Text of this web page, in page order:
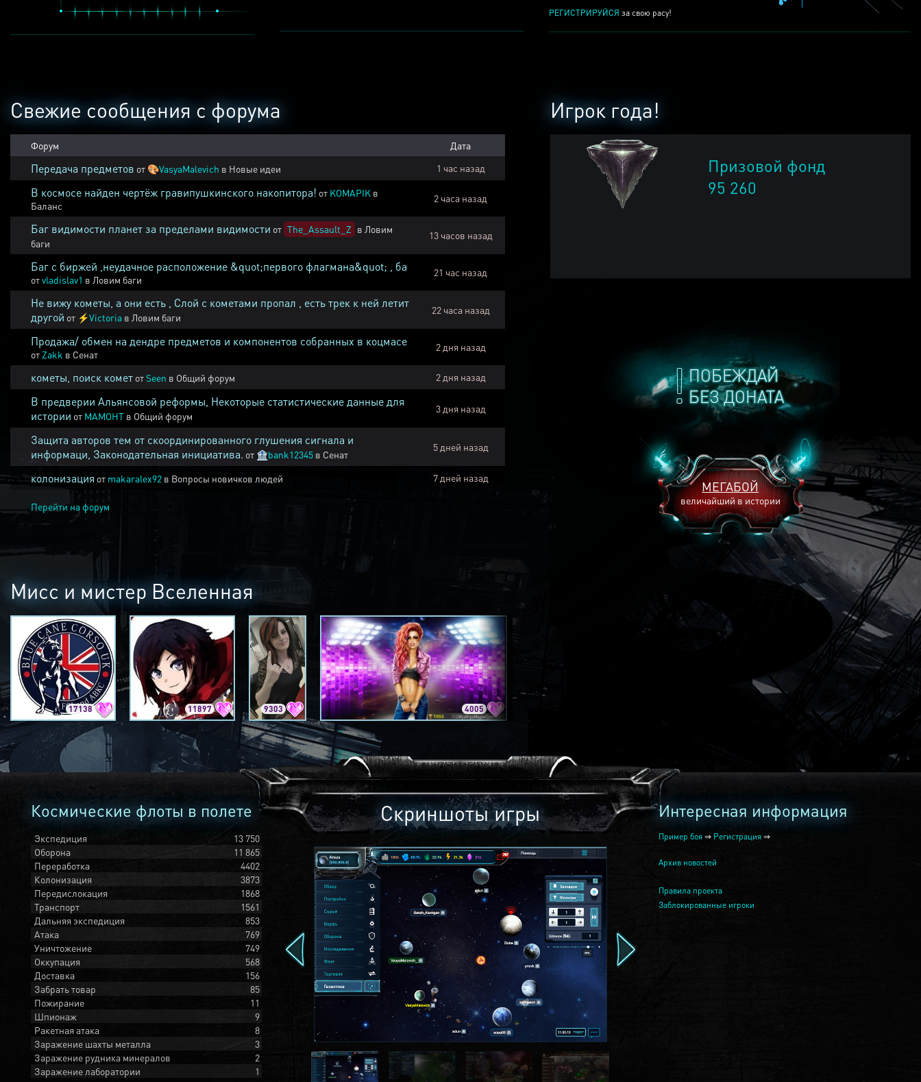
РЕГИСТРИРУЙСЯ за свою расу!
ПОБЕЖДАЙ
БЕЗ ДОНАТА
МЕГАБОЙ
величайший в истории
Игрок года!
Призовой фонд
95 260
Свежие сообщения с форума
Форум Дата
Передача предметов от 🎨VasyaMalevich в Новые идеи 1 час назад
В космосе найден чертёж гравипушкинского накопитора! от KOMAPIK в
Баланс
2 часа назад
Баг видимости планет за пределами видимости от The_Assault_Z в Ловим
баги
13 часов назад
Баг с биржей ,неудачное расположение &quot;первого флагмана&quot; , ба
отvladislav1 в Ловим баги
21 час назад
Не вижу кометы, а они есть , Слой с кометами пропал , есть трек к ней летит
другой от ⚡Victoria в Ловим баги
22 часа назад
Продажа/ обмен на дендре предметов и компонентов собранных в коцмасе
от Zakk в Сенат
2 дня назад
кометы, поиск комет отSeen в Общий форум 2 дня назад
В предверии Альянсовой реформы, Некоторые статистические данные для
истории от MAMOHT в Общий форум
3 дня назад
Защита авторов тем от скоординированного глушения сигнала и
информаци, Законодательная инициатива. от 🏦bank12345 в Сенат
5 дней назад
колонизация от makaralex92 в Вопросы новичков людей 7 дней назад
Перейти на форум
Мисс и мистер Вселенная
17138 11897 9303 4005 2240
Космические флоты в полете
Экспедиция
13 750
Оборона
11 865
Переработка
4402
Колонизация
3873
Передислокация
1868
Транспорт
1561
Дальняя экспедиция
853
Атака
769
Уничтожение
749
Оккупация
568
Доставка
156
Забрать товар
85
Пожирание
11
Шпионаж
9
Ракетная атака
8
Заражение шахты металла
3
Заражение рудника минералов
2
Заражение лаборатории
1
Скриншоты игры Интересная информация
Пример боя ⇒ Регистрация ⇒
Архив новостей
Правила проекта
Заблокированные игроки